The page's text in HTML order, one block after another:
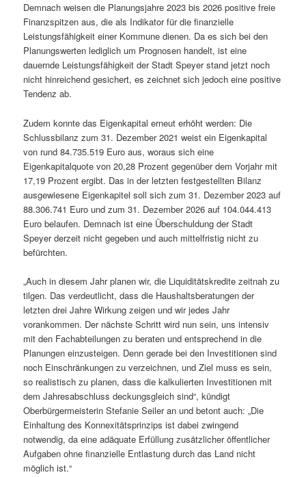
Demnach weisen die Planungsjahre 2023 bis 2026 positive freie
Finanzspitzen aus, die als Indikator für die finanzielle
Leistungsfähigkeit einer Kommune dienen. Da es sich bei den
Planungswerten lediglich um Prognosen handelt, ist eine
dauernde Leistungsfähigkeit der Stadt Speyer stand jetzt noch
nicht hinreichend gesichert, es zeichnet sich jedoch eine positive
Tendenz ab.
Zudem konnte das Eigenkapital erneut erhöht werden: Die
Schlussbilanz zum 31. Dezember 2021 weist ein Eigenkapital
von rund 84.735.519 Euro aus, woraus sich eine
Eigenkapitalquote von 20,28 Prozent gegenüber dem Vorjahr mit
17,19 Prozent ergibt. Das in der letzten festgestellten Bilanz
ausgewiesene Eigenkapitel soll sich zum 31. Dezember 2023 auf
88.306.741 Euro und zum 31. Dezember 2026 auf 104.044.413
Euro belaufen. Demnach ist eine Überschuldung der Stadt
Speyer derzeit nicht gegeben und auch mittelfristig nicht zu
befürchten.
„Auch in diesem Jahr planen wir, die Liquiditätskredite zeitnah zu
tilgen. Das verdeutlicht, dass die Haushaltsberatungen der
letzten drei Jahre Wirkung zeigen und wir jedes Jahr
vorankommen. Der nächste Schritt wird nun sein, uns intensiv
mit den Fachabteilungen zu beraten und entsprechend in die
Planungen einzusteigen. Denn gerade bei den Investitionen sind
noch Einschränkungen zu verzeichnen, und Ziel muss es sein,
so realistisch zu planen, dass die kalkulierten Investitionen mit
dem Jahresabschluss deckungsgleich sind“, kündigt
Oberbürgermeisterin Stefanie Seiler an und betont auch: „Die
Einhaltung des Konnexitätsprinzips ist dabei zwingend
notwendig, da eine adäquate Erfüllung zusätzlicher öffentlicher
Aufgaben ohne finanzielle Entlastung durch das Land nicht
möglich ist.“